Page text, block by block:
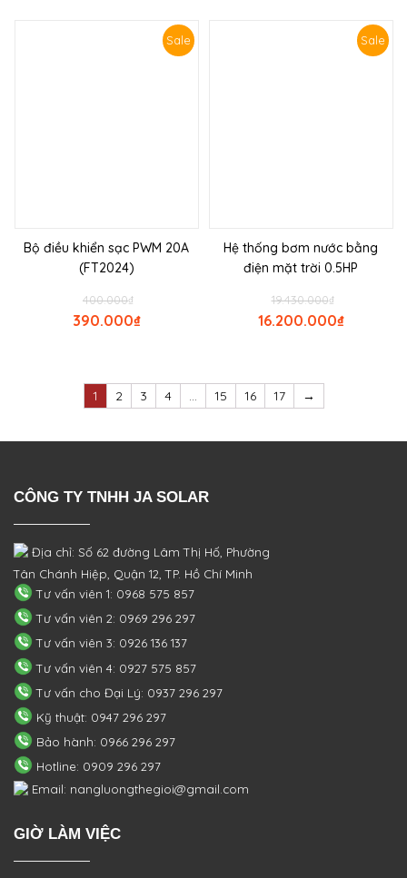
Sale
Bộ điều khiển sạc PWM 20A
(FT2024)
₫
400.000
₫
390.000
Sale
Hệ thống bơm nước bằng
điện mặt trời 0.5HP
₫
19.430.000
₫
16.200.000
1 2 3 4 … 15 16 17 →
CÔNG TY TNHH JA SOLAR
Địa chỉ: Số 62 đường Lâm Thị Hố, Phường
Tân Chánh Hiệp, Quận 12, TP. Hồ Chí Minh
Tư vấn viên 1: 0968 575 857
Tư vấn viên 2: 0969 296 297
Tư vấn viên 3: 0926 136 137
Tư vấn viên 4: 0927 575 857
Tư vấn cho Đại Lý: 0937 296 297
Kỹ thuật: 0947 296 297
Bảo hành: 0966 296 297
Hotline: 0909 296 297
Email: nangluongthegioi@gmail.com
GIỜ LÀM VIỆC